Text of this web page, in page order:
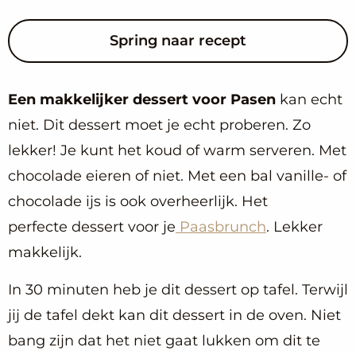
Spring naar recept
Een makkelijker dessert voor Pasen kan echt
niet. Dit dessert moet je echt proberen. Zo
lekker! Je kunt het koud of warm serveren. Met
chocolade eieren of niet. Met een bal vanille- of
chocolade ijs is ook overheerlijk. Het
perfecte dessert voor je Paasbrunch. Lekker
makkelijk.
In 30 minuten heb je dit dessert op tafel. Terwijl
jij de tafel dekt kan dit dessert in de oven. Niet
bang zijn dat het niet gaat lukken om dit te